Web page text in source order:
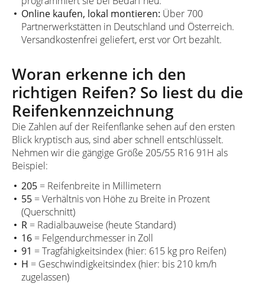
Online kaufen, lokal montieren: Über 700
Partnerwerkstätten in Deutschland und Österreich.
Versandkostenfrei geliefert, erst vor Ort bezahlt.
Woran erkenne ich den
richtigen Reifen? So liest du die
Reifenkennzeichnung
Die Zahlen auf der Reifenflanke sehen auf den ersten
Blick kryptisch aus, sind aber schnell entschlüsselt.
Nehmen wir die gängige Größe 205/55 R16 91H als
Beispiel:
205 = Reifenbreite in Millimetern
55 = Verhältnis von Höhe zu Breite in Prozent
(Querschnitt)
R = Radialbauweise (heute Standard)
16 = Felgendurchmesser in Zoll
91 = Tragfähigkeitsindex (hier: 615 kg pro Reifen)
H = Geschwindigkeitsindex (hier: bis 210 km/h
zugelassen)